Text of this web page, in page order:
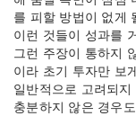
를 피할 방법이 없게
이런 것들이 성과를
그런 주장이 통하지
이라 초기 투자만
일반적으로 고려되
충분하지 않은 경우